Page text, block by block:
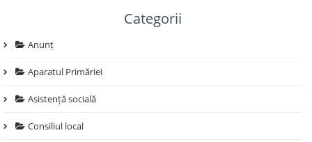
Categorii
Anunț
Aparatul Primăriei
Asistență socială
Consiliul local